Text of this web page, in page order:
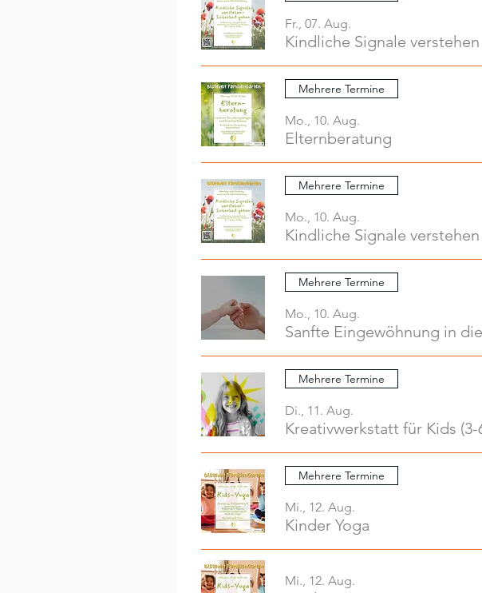
Fr., 07. Aug.
Kindliche Signale
Mehrere Termine
Mo., 10. Aug.
Elternberatung
Mehrere Termine
Mo., 10. Aug.
Kindliche Signale
Mehrere Termine
Mo., 10. Aug.
Sanfte Eingewöhnung in
Mehrere Termine
Di., 11. Aug.
Mehrere Termine
Mi., 12. Aug.
Kinder Yoga
Mi., 12. Aug.